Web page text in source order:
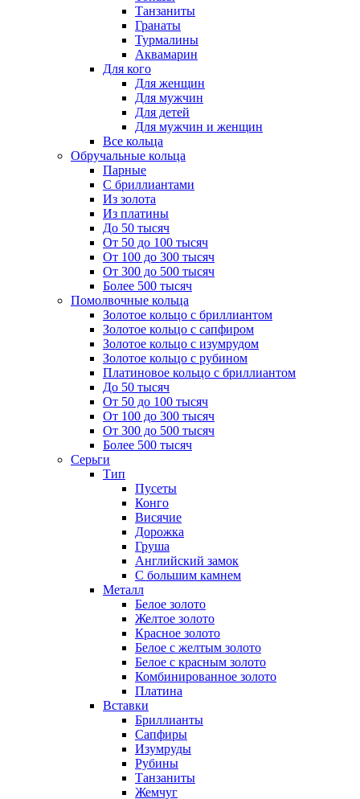
Танзаниты
Гранаты
Турмалины
Аквамарин
Для кого
Для женщин
Для мужчин
Для детей
Для мужчин и женщин
Все кольца
Обручальные кольца
Парные
С бриллиантами
Из золота
Из платины
До 50 тысяч
От 50 до 100 тысяч
От 100 до 300 тысяч
От 300 до 500 тысяч
Более 500 тысяч
Помолвочные кольца
Золотое кольцо с бриллиантом
Золотое кольцо с сапфиром
Золотое кольцо с изумрудом
Золотое кольцо с рубином
Платиновое кольцо с бриллиантом
До 50 тысяч
От 50 до 100 тысяч
От 100 до 300 тысяч
От 300 до 500 тысяч
Более 500 тысяч
Серьги
Тип
Пусеты
Конго
Висячие
Дорожка
Груша
Английский замок
С большим камнем
Металл
Белое золото
Желтое золото
Красное золото
Белое с желтым золото
Белое с красным золото
Комбинированное золото
Платина
Вставки
Бриллианты
Сапфиры
Изумруды
Рубины
Танзаниты
Жемчуг